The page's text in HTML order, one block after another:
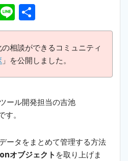
Li
n
e
h
ar
e
相談ができるコミュニティ
」を公開しました。
ール開発担当の吉池
す。
ータをまとめて管理する方法
オブジェクト を取り上げま